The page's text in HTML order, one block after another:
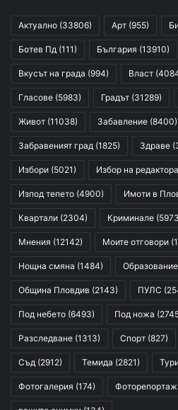
Актуално (33806) Арт (955)
Ботев Пд (111) България (13910)
Вкусът на града (994) Власт
Гласове (5983) Градът (31289)
Живот (11038) Забавление (8400)
Забравеният град (1825) Здраве
Избори (5021) Избор на редактора
Изпод тепето (4900) Имоти в
Квартали (2304) Криминале
Мнения (12142) Моите отговори
Нощна смяна (1484)
Община Пловдив (2143) ПУЛС
Под небето (6493) Под ножа
Разследване (1313) Спорт (827)
Съд (2912) Темида (2821)
Фотогалерия (174) Фоторепортаж